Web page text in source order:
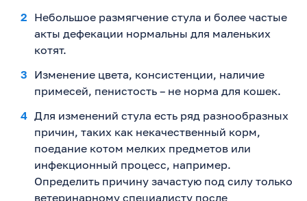
Небольшое размягчение стула и более частые
акты дефекации нормальны для маленьких
котят.
Изменение цвета, консистенции, наличие
примесей, пенистость – не норма для кошек.
Для изменений стула есть ряд разнообразных
причин, таких как некачественный корм,
поедание котом мелких предметов или
инфекционный процесс, например.
Определить причину зачастую под силу только
ветеринарному специалисту после